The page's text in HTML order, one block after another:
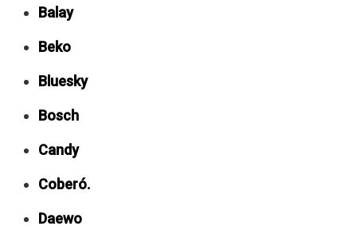
Balay
Beko
Bluesky
Bosch
Candy
Coberó.
Daewo